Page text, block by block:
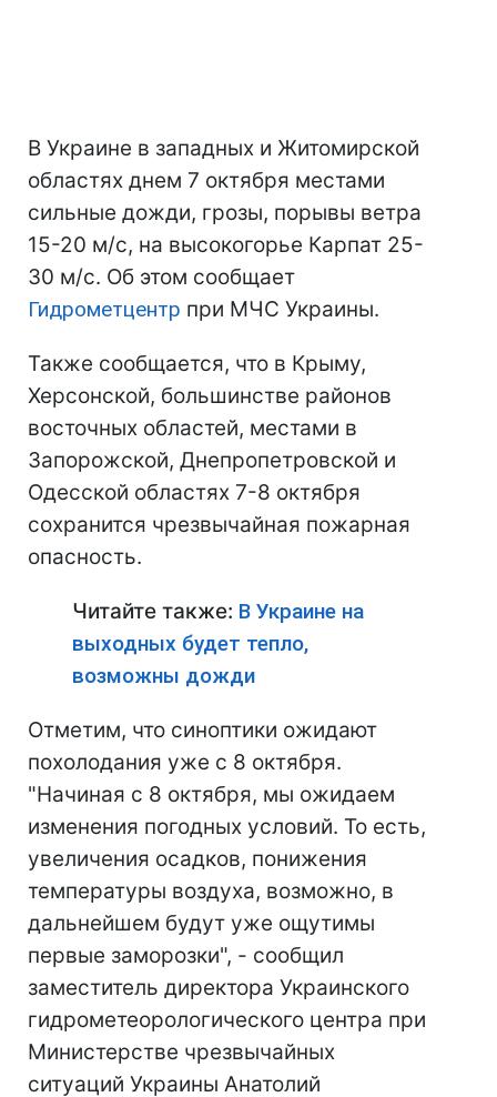
В Украине в западных и Житомирской
областях днем 7 октября местами
сильные дожди, грозы, порывы ветра
15-20 м/с, на высокогорье Карпат 25-
30 м/с. Об этом сообщает
Гидрометцентр при МЧС Украины.
Также сообщается, что в Крыму,
Херсонской, большинстве районов
восточных областей, местами в
Запорожской, Днепропетровской и
Одесской областях 7-8 октября
сохранится чрезвычайная пожарная
опасность.
Читайте также: В Украине на
выходных будет тепло,
возможны дожди
Отметим, что синоптики ожидают
похолодания уже с 8 октября.
"Начиная с 8 октября, мы ожидаем
изменения погодных условий. То есть,
увеличения осадков, понижения
температуры воздуха, возможно, в
дальнейшем будут уже ощутимы
первые заморозки", - сообщил
заместитель директора Украинского
гидрометеорологического центра при
Министерстве чрезвычайных
ситуаций Украины Анатолий